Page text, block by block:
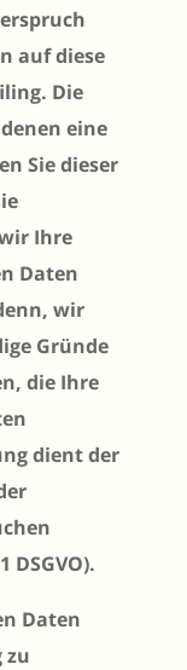
auf diese
Die
eine
Sie dieser
Ihre
Daten
wir
Gründe
die Ihre
dient der
DSGVO).
Daten
zu